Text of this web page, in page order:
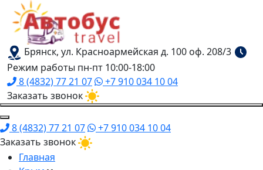
Брянск, ул. Красноармейская д. 100 оф. 208/3
Режим работы пн-пт 10:00-18:00
8 (4832) 77 21 07
+7 910 034 10 04
Заказать звонок
8 (4832) 77 21 07
+7 910 034 10 04
Заказать звонок
Главная